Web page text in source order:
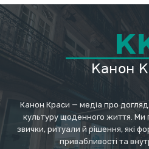
Канон Краси — медіа про догляд,
культуру щоденного життя. Ми
звички, ритуали й рішення, які
привабливості та